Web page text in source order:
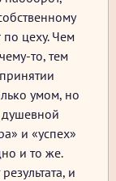
цеху. Чем
то, тем
умом, но
и «успех»
и то же.
и